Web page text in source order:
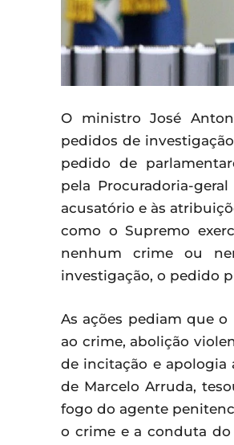
O ministro José
pedidos de
pedido de
pela Procuradoria-
acusatório e às
como o Supremo
nenhum crime ou
investigação, o pedido
As ações pediam que
ao crime, abolição
de incitação e apologia
de Marcelo Arruda,
fogo do agente
o crime e a conduta